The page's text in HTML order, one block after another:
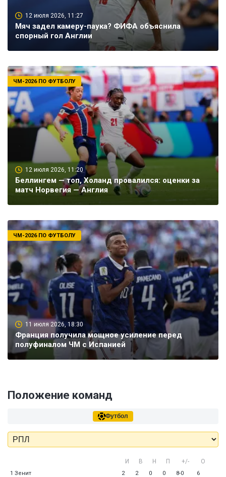
12 июля 2026, 11:27
Мяч задел камеру-паука? ФИФА объяснила
спорный гол Англии
12 июля 2026, 11:20
Беллингем — топ, Холанд провалился: оценки за
матч Норвегия — Англия
ЧМ-2026 ПО ФУТБОЛУ
11 июля 2026, 18:30
Франция получила мощное усиление перед
полуфиналом ЧМ с Испанией
ЧМ-2026 ПО ФУТБОЛУ
Положение команд
Футбол
И В Н П +/- О
1 Зенит 2 2 0 0 8-0
6